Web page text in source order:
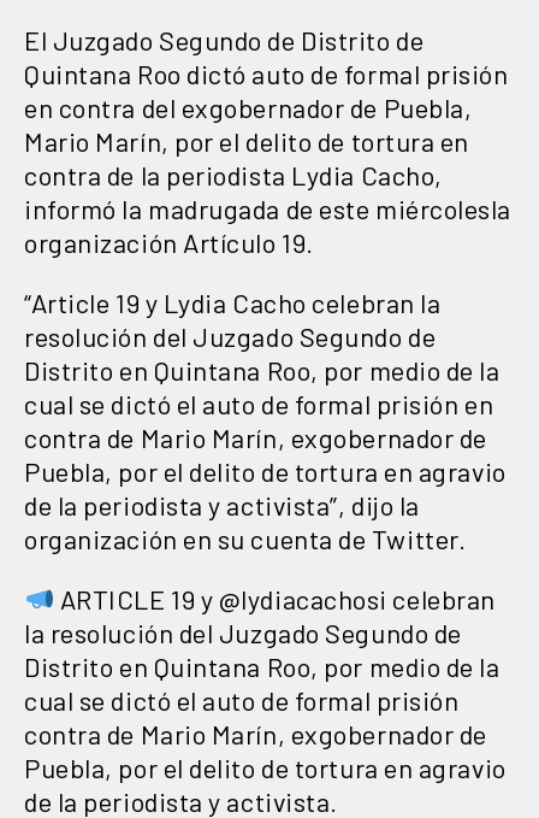
El Juzgado Segundo de Distrito de
Quintana Roo dictó auto de formal prisión
en contra del exgobernador de Puebla,
Mario Marín, por el delito de tortura en
contra de la periodista Lydia Cacho,
informó la madrugada de este miércolesla
organización Artículo 19.
“Article 19 y Lydia Cacho celebran la
resolución del Juzgado Segundo de
Distrito en Quintana Roo, por medio de la
cual se dictó el auto de formal prisión en
contra de Mario Marín, exgobernador de
Puebla, por el delito de tortura en agravio
de la periodista y activista”, dijo la
organización en su cuenta de Twitter.
ARTICLE 19 y @lydiacachosi celebran
la resolución del Juzgado Segundo de
Distrito en Quintana Roo, por medio de la
cual se dictó el auto de formal prisión
contra de Mario Marín, exgobernador de
Puebla, por el delito de tortura en agravio
de la periodista y activista.